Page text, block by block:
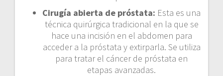
Cirugía abierta de próstata: Esta es una
técnica quirúrgica tradicional en la que se
hace una incisión en el abdomen para
acceder a la próstata y extirparla. Se utiliza
para tratar el cáncer de próstata en
etapas avanzadas.